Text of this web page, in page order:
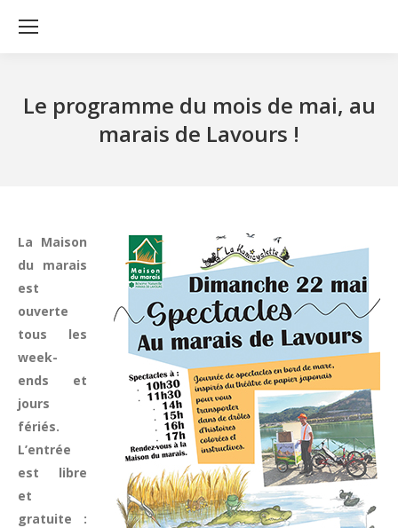
Le programme du mois de mai, au
marais de Lavours !
La Maison
du marais
est
ouverte
tous les
week-
ends et
jours
fériés.
L’entrée
est libre
et
gratuite :